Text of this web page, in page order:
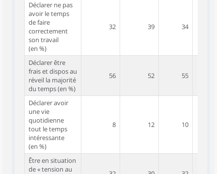
Déclarer ne pas
avoir le temps
de faire
correctement
son travail
(en %)
32 39 34
Déclarer être
frais et dispos au
réveil la majorité
du temps (en %)
56 52 55
Déclarer avoir
une vie
quotidienne
tout le temps
intéressante
(en %)
8 12 10
Être en situation
de « tension au